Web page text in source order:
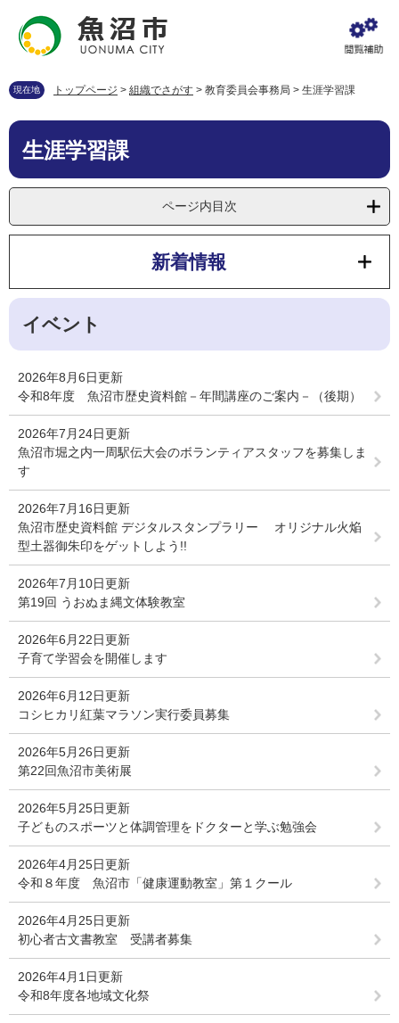
先
で
を
ば
本
現在地 トップページ > 組織でさがす > 教育委員会事務局 > 生涯学習課
本
生涯学習課
ページ内目次
新着情報
イベント
2026年8月6日更新
令和8年度 魚沼市歴史資料館－年間講座のご案内－（後期）
2026年7月24日更新
魚沼市堀之内一周駅伝大会のボランティアスタッフを募集しま
す
2026年7月16日更新
魚沼市歴史資料館 デジタルスタンプラリー オリジナル火焔
型土器御朱印をゲットしよう!!
2026年7月10日更新
第19回 うおぬま縄文体験教室
2026年6月22日更新
子育て学習会を開催します
2026年6月12日更新
コシヒカリ紅葉マラソン実行委員募集
2026年5月26日更新
第22回魚沼市美術展
2026年5月25日更新
子どものスポーツと体調管理をドクターと学ぶ勉強会
2026年4月25日更新
令和８年度 魚沼市「健康運動教室」第１クール
2026年4月25日更新
初心者古文書教室 受講者募集
2026年4月1日更新
令和8年度各地域文化祭